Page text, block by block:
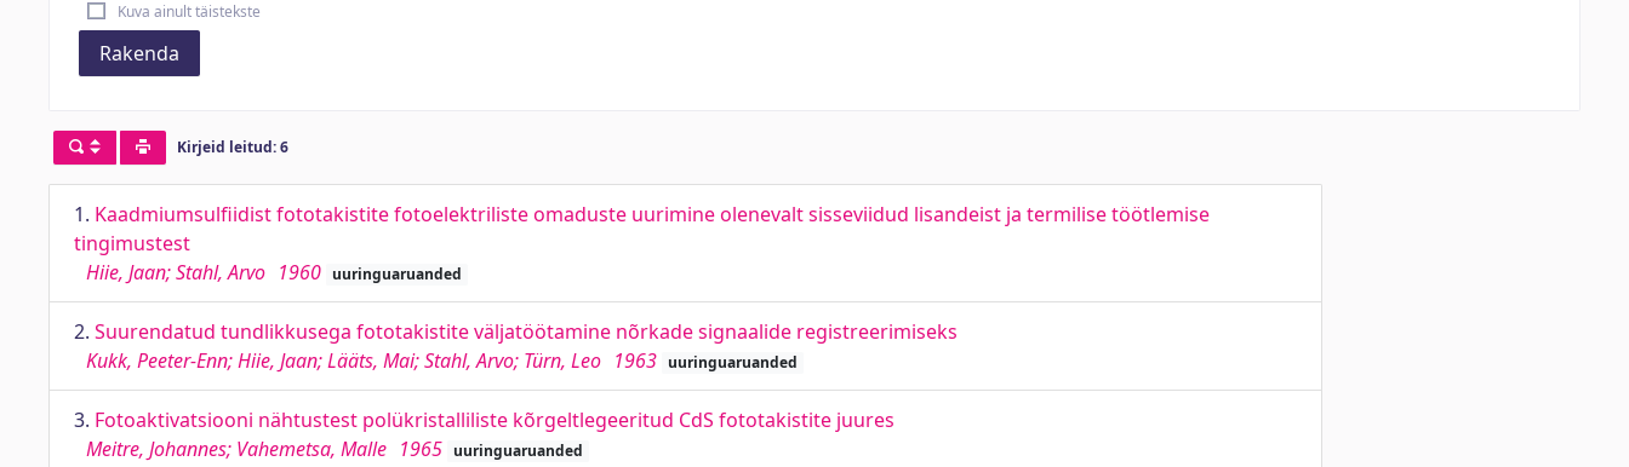
Kuva ainult täistekste
Rakenda
Kirjeid leitud: 6
1. Kaadmiumsulfiidist fototakistite fotoelektriliste omaduste uurimine olenevalt sisseviidud lisandeist ja termilise töötlemise
tingimustest
Hiie, Jaan; Stahl, Arvo 1960 uuringuaruanded
2. Suurendatud tundlikkusega fototakistite väljatöötamine nõrkade signaalide registreerimiseks
Kukk, Peeter-Enn; Hiie, Jaan; Lääts, Mai; Stahl, Arvo; Türn, Leo 1963 uuringuaruanded
3. Fotoaktivatsiooni nähtustest polükristalliliste kõrgeltlegeeritud CdS fototakistite juures
Meitre, Johannes; Vahemetsa, Malle 1965 uuringuaruanded